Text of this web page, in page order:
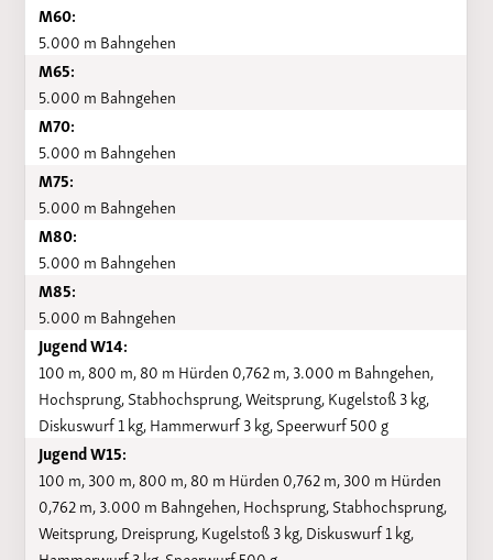
M60:
5.000 m Bahngehen
M65:
5.000 m Bahngehen
M70:
5.000 m Bahngehen
M75:
5.000 m Bahngehen
M80:
5.000 m Bahngehen
M85:
5.000 m Bahngehen
Jugend W14:
100 m, 800 m, 80 m Hürden 0,762 m, 3.000 m Bahngehen,
Hochsprung, Stabhochsprung, Weitsprung, Kugelstoß 3 kg,
Diskuswurf 1 kg, Hammerwurf 3 kg, Speerwurf 500 g
Jugend W15:
100 m, 300 m, 800 m, 80 m Hürden 0,762 m, 300 m Hürden
0,762 m, 3.000 m Bahngehen, Hochsprung, Stabhochsprung,
Weitsprung, Dreisprung, Kugelstoß 3 kg, Diskuswurf 1 kg,